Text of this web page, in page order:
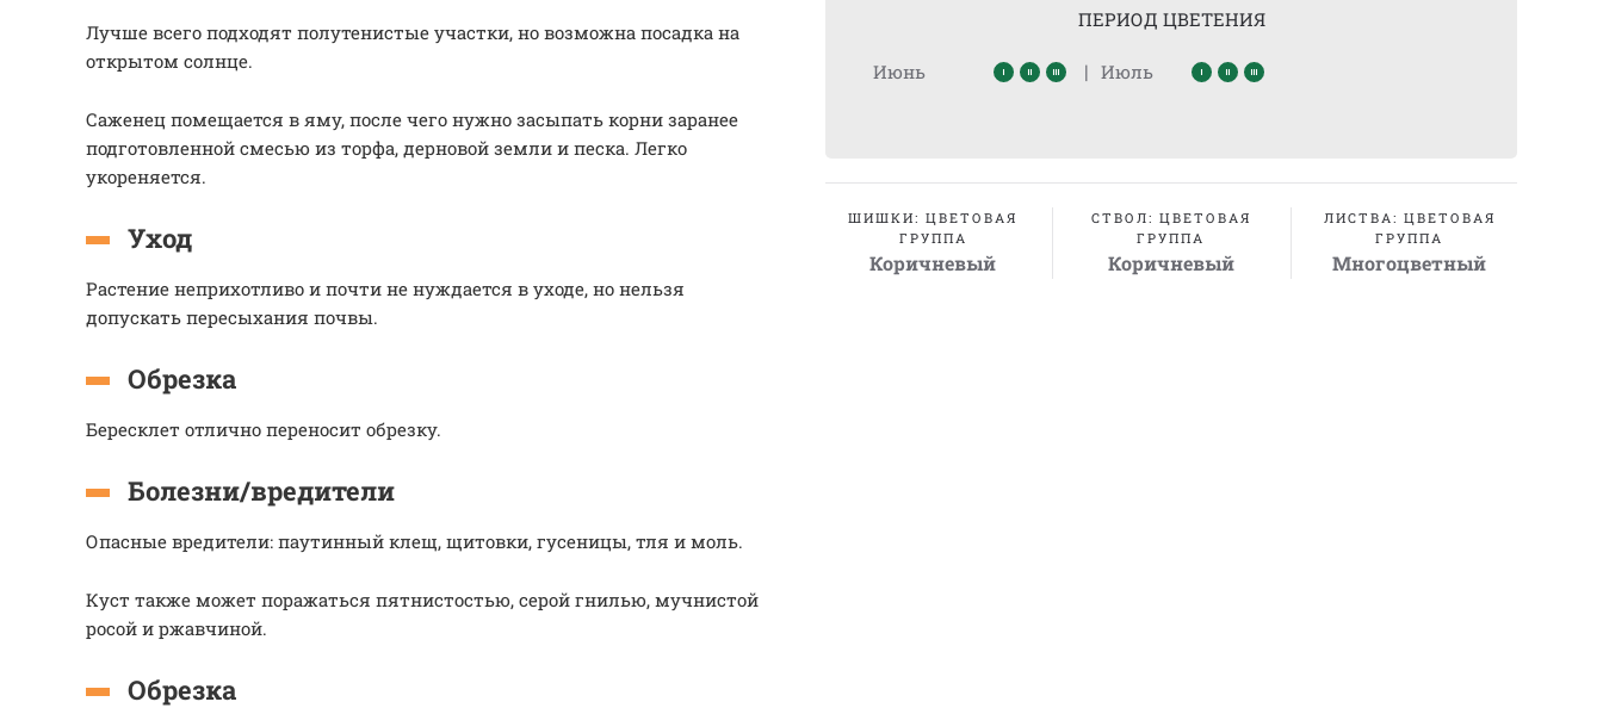
Лучше всего подходят полутенистые участки, но возможна посадка на
открытом солнце.
Саженец помещается в яму, после чего нужно засыпать корни заранее
подготовленной смесью из торфа, дерновой земли и песка. Легко
укореняется.
Уход
Растение неприхотливо и почти не нуждается в уходе, но нельзя
допускать пересыхания почвы.
Обрезка
Бересклет отлично переносит обрезку.
Болезни/вредители
Опасные вредители: паутинный клещ, щитовки, гусеницы, тля и моль.
Куст также может поражаться пятнистостью, серой гнилью, мучнистой
росой и ржавчиной.
Обрезка
ПЕРИОД ЦВЕТЕНИЯ
Июнь | Июль
ШИШКИ: ЦВЕТОВАЯ
ГРУППА
Коричневый
СТВОЛ: ЦВЕТОВАЯ
ГРУППА
Коричневый
ЛИСТВА: ЦВЕТОВАЯ
ГРУППА
Многоцветный